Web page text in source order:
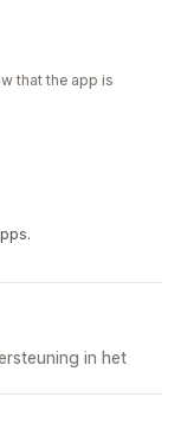
that the app is
in het